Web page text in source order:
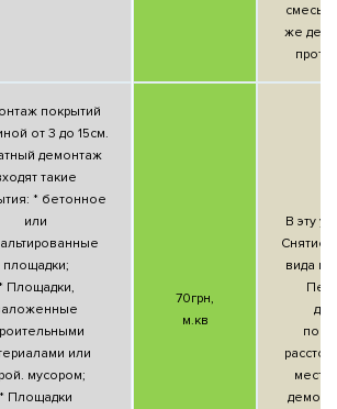
смесь),
же
покрытий
от 3 до 15см.
демонтаж
такие
* бетонное
или
площадки;
* Площадки,
или
мусором;
* Площадки
70грн,
м.кв
В эту
Снятие
вида
места